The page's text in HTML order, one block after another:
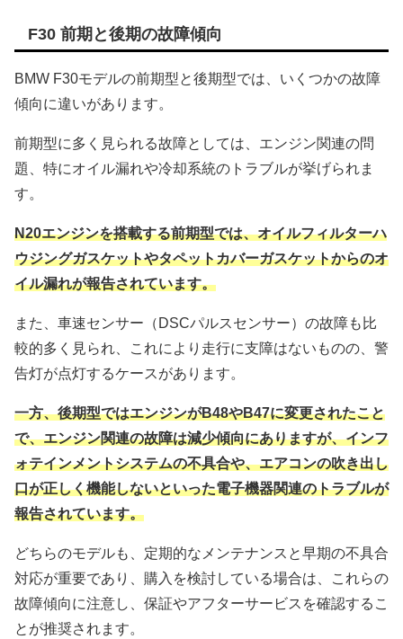
F30 前期と後期の故障傾向
BMW F30モデルの前期型と後期型では、いくつかの故障
傾向に違いがあります。
前期型に多く見られる故障としては、エンジン関連の問
題、特にオイル漏れや冷却系統のトラブルが挙げられま
す。
N20エンジンを搭載する前期型では、オイルフィルターハ
ウジングガスケットやタペットカバーガスケットからのオ
イル漏れが報告されています。
また、車速センサー（DSCパルスセンサー）の故障も比
較的多く見られ、これにより走行に支障はないものの、警
告灯が点灯するケースがあります。
一方、後期型ではエンジンがB48やB47に変更されたこと
で、エンジン関連の故障は減少傾向にありますが、インフ
ォテインメントシステムの不具合や、エアコンの吹き出し
口が正しく機能しないといった電子機器関連のトラブルが
報告されています。
どちらのモデルも、定期的なメンテナンスと早期の不具合
対応が重要であり、購入を検討している場合は、これらの
故障傾向に注意し、保証やアフターサービスを確認するこ
とが推奨されます。